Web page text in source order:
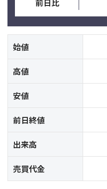
前日比
始値
高値
安値
前日終値
出来高
売買代金